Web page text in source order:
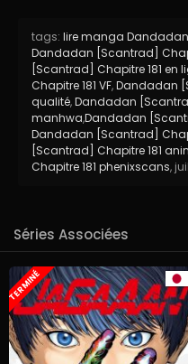
tags: lire manga
Dandadan [Scantrad]
[Scantrad] Chapitre 181 en
Chapitre 181 VF,Dandadan
qualité,Dandadan
manhwa,Dandadan
Dandadan [Scantrad]
[Scantrad] Chapitre 181
Chapitre 181 phenixscans,
Séries Associées
TERMINÉ